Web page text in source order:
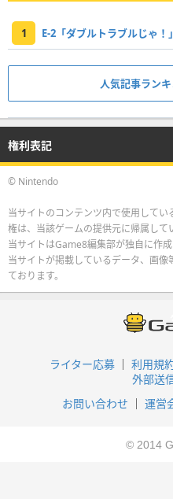
1 E-2「ダブルトラブルじゃ！
人気記事ラン
権利表記
© Nintendo
当サイトのコンテンツ内で使用して
権は、当該ゲームの提供元に帰属して
当サイトはGame8編集部が独自に作
当サイトが掲載しているデータ、画
ております。
ライター応募 利用規
外部送
お問い合わせ
運営
© 2014